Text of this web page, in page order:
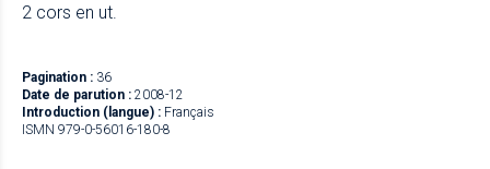
2 cors en ut.
Pagination : 36
Date de parution : 2008-12
Introduction (langue) : Français
ISMN 979-0-56016-180-8